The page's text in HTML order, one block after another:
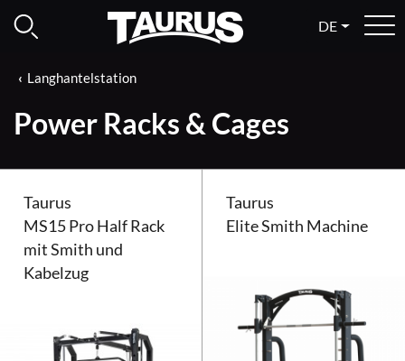
DE
Langhantelstation
Power Racks & Cages
Taurus
MS15 Pro Half Rack
mit Smith und
Kabelzug
Taurus
Elite Smith Machine